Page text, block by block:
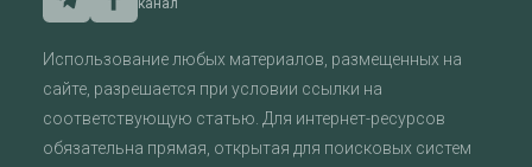
канал
Использование любых материалов, размещенных на
сайте, разрешается при условии ссылки на
соответствующую статью. Для интернет-ресурсов
обязательна прямая, открытая для поисковых систем